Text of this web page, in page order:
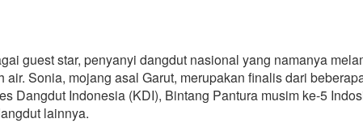
guest star, penyanyi dangdut nasional yang namanya
Sonia, mojang asal Garut, merupakan finalis dari
Dangdut Indonesia (KDI), Bintang Pantura musim ke-5
lainnya.